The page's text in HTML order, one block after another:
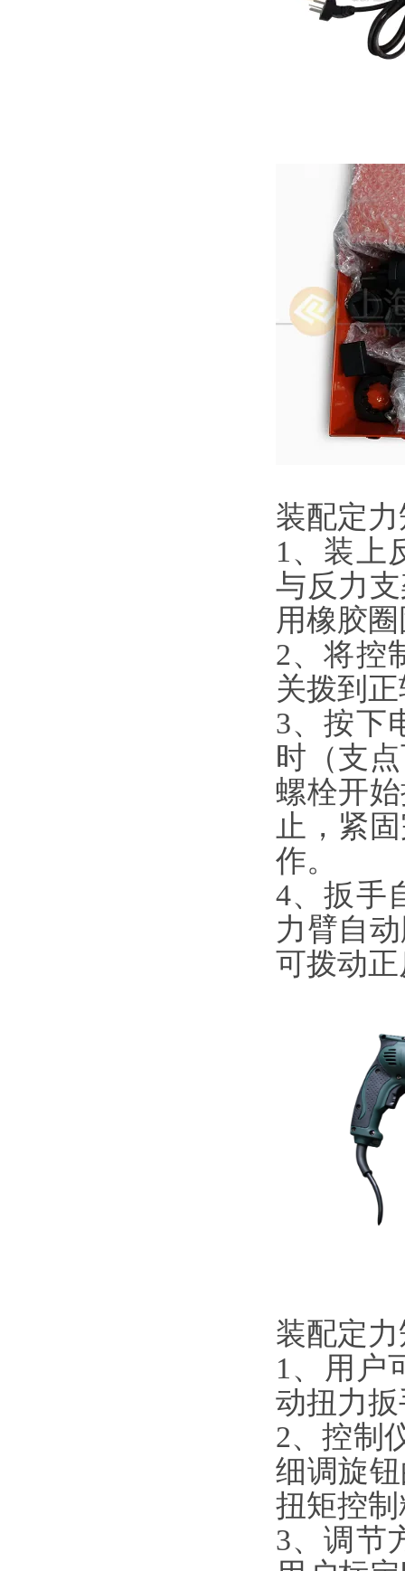
装配定
1、装上
与反力
用橡胶
2、将控
关拨到
3、按下
时（支
螺栓开
止，紧
作。
4、扳手
力臂自
可拨动
装配定
1、用户
动扭力
2、控制
细调旋
扭矩控
3、调节